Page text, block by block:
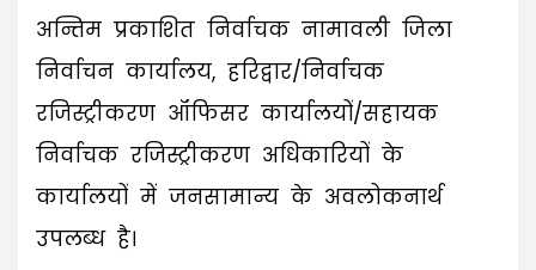
अन्तिम प्रकाशित निर्वाचक नामावली जिला
निर्वाचन कार्यालय, हरिद्वार/निर्वाचक
रजिस्ट्रीकरण ऑफिसर कार्यालयों/सहायक
निर्वाचक रजिस्ट्रीकरण अधिकारियों के
कार्यालयों में जनसामान्य के अवलोकनार्थ
उपलब्ध है।